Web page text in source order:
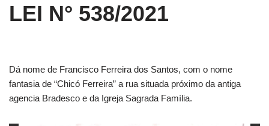
LEI N° 538/2021
Dá nome de Francisco Ferreira dos Santos, com o nome
fantasia de “Chicó Ferreira” a rua situada próximo da antiga
agencia Bradesco e da Igreja Sagrada Família.